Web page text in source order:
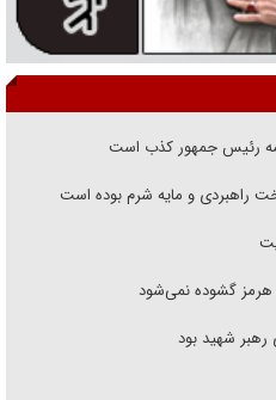
رئیس جمهور کذب است
راهبردی و مایه شرم بوده است
گشوده نمی‌شود
شهید بود